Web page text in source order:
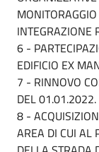
INTEGRAZIONE
6 -
EDIFICIO EX
7 - RINNOVO
DEL 01.01.2022.
8 -
AREA DI CUI AL